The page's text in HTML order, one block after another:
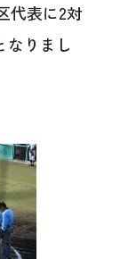
代表に2対
なりまし